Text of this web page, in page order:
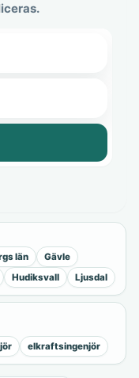
län
Gävle
Hudiksvall Ljusdal
elkraftsingenjör